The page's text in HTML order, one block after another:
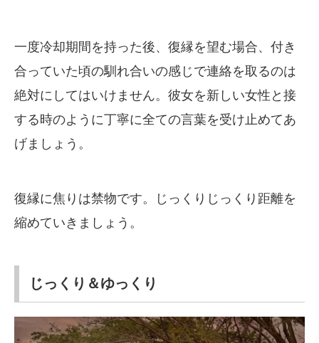
一度冷却期間を持った後、復縁を望む場合、付き
合っていた頃の馴れ合いの感じで連絡を取るのは
絶対にしてはいけません。彼女を新しい女性と接
する時のように丁寧に全ての言葉を受け止めてあ
げましょう。
復縁に焦りは禁物です。じっくりじっくり距離を
縮めていきましょう。
じっくり＆ゆっくり